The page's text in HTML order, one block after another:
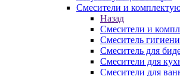
Смесители и
Назад
Смесители и
Смеситель
Смеситель для
Смесители для
Смесители для